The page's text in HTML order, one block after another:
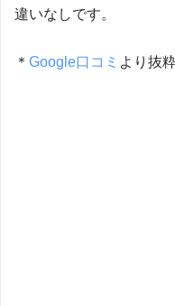
違いなしです。
＊ Google口コミ より抜